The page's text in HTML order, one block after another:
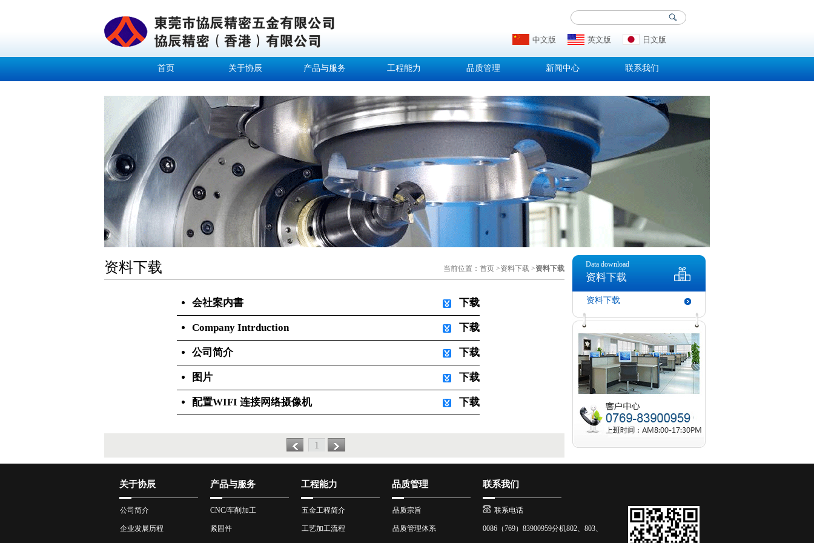
中文版 英文版 日文版
首页 关于协辰 产品与服务 工程能力 品质管理 新闻中心 联系我们
资料下载 当前位置： 首页 >资料下载 >资料下载
会社案内書 下载
Company Intrduction 下载
公司简介 下载
图片 下载
配置WIFI 连接网络摄像机 下载
1
Data download
资料下载
资料下载
关于协辰
公司简介
企业发展历程
产品与服务
CNC/车削加工
紧固件
工程能力
五金工程简介
工艺加工流程
品质管理
品质宗旨
品质管理体系
联系我们
联系电话
0086（769）83900959分机802、803、